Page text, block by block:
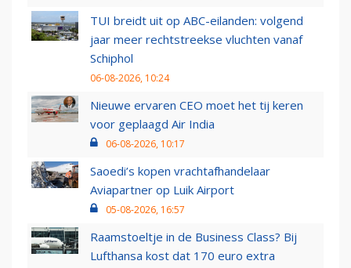
TUI breidt uit op ABC-eilanden: volgend
jaar meer rechtstreekse vluchten vanaf
Schiphol
06-08-2026, 10:24
Nieuwe ervaren CEO moet het tij keren
voor geplaagd Air India
06-08-2026, 10:17
Saoedi’s kopen vrachtafhandelaar
Aviapartner op Luik Airport
05-08-2026, 16:57
Raamstoeltje in de Business Class? Bij
Lufthansa kost dat 170 euro extra